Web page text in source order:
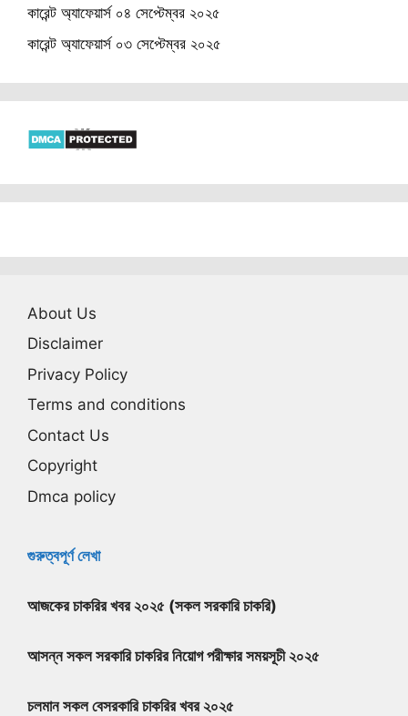
কারেন্ট অ্যাফেয়ার্স ০৪ সেপ্টেম্বর ২০২৫
কারেন্ট অ্যাফেয়ার্স ০৩ সেপ্টেম্বর ২০২৫
About Us
Disclaimer
Privacy Policy
Terms and conditions
Contact Us
Copyright
Dmca policy
গুরুত্বপূর্ণ লেখা
আজকের চাকরির খবর ২০২৫ (সকল সরকারি চাকরি)
আসন্ন সকল সরকারি চাকরির নিয়োগ পরীক্ষার সময়সূচী ২০২৫
চলমান সকল বেসরকারি চাকরির খবর ২০২৫